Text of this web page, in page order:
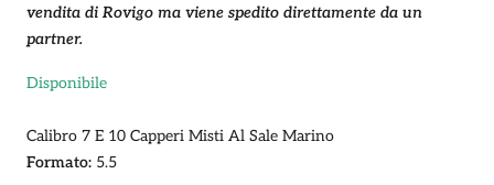
vendita di Rovigo ma viene spedito direttamente da un
partner.
Disponibile
Calibro 7 E 10 Capperi Misti Al Sale Marino
Formato: 5.5